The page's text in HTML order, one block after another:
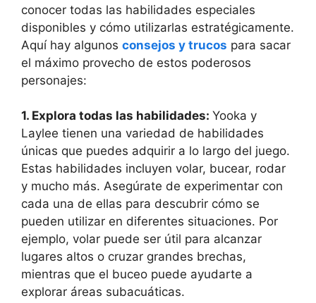
conocer todas las habilidades especiales
disponibles y cómo utilizarlas estratégicamente.
Aquí hay algunos consejos y trucos para sacar
el máximo provecho de estos poderosos
personajes:
1. Explora todas las habilidades: Yooka y
Laylee tienen una variedad de habilidades
únicas que puedes adquirir a lo largo del juego.
Estas habilidades incluyen volar, bucear, rodar
y mucho más. Asegúrate de experimentar con
cada una de ellas para descubrir cómo se
pueden utilizar en diferentes situaciones. Por
ejemplo, volar puede ser útil para alcanzar
lugares altos o cruzar grandes brechas,
mientras que el buceo puede ayudarte a
explorar áreas subacuáticas.